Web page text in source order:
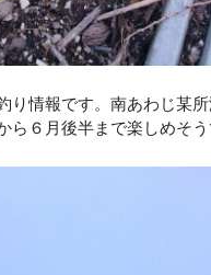
り情報です。南あわじ某
ら６月後半まで楽しめそう